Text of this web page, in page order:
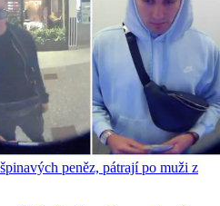
peněz, pátrají po muži z